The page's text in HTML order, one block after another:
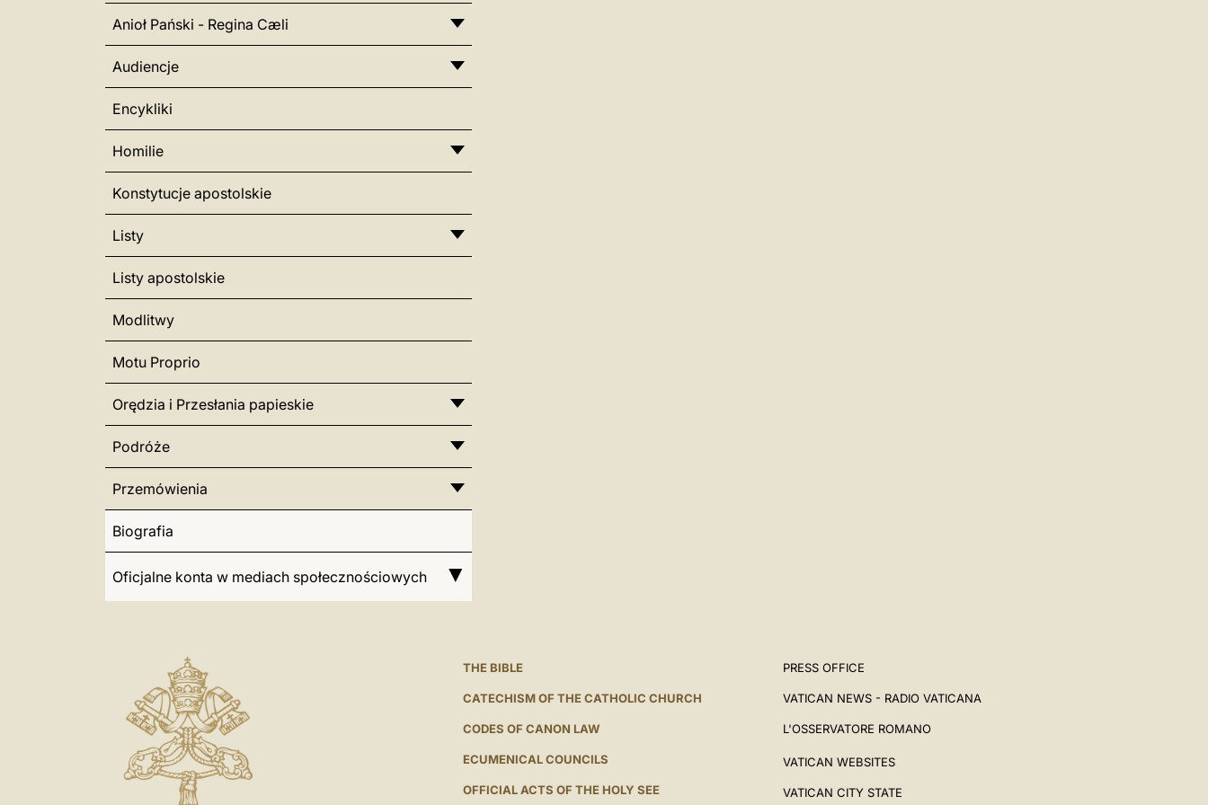
Anioł Pański - Regina Cæli
Audiencje
Encykliki
Homilie
Konstytucje apostolskie
Listy
Listy apostolskie
Modlitwy
Motu Proprio
Orędzia i Przesłania papieskie
Podróże
Przemówienia
Biografia
Oficjalne konta w mediach społecznościowych
THE BIBLE
CATECHISM OF THE CATHOLIC CHURCH
CODES OF CANON LAW
ECUMENICAL COUNCILS
OFFICIAL ACTS OF THE HOLY SEE
PRESS OFFICE
VATICAN NEWS - RADIO VATICANA
L'OSSERVATORE ROMANO
VATICAN WEBSITES
VATICAN CITY STATE